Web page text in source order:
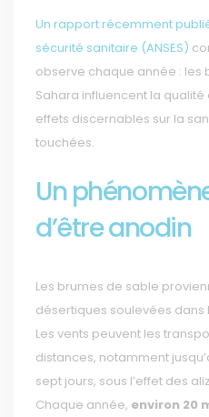
Un rapport récemment
sécurité sanitaire (ANSES)
observe chaque année : les
Sahara influencent la qualité
effets discernables sur la
touchées.
Un
d’être anodin
Les brumes de sable
désertiques soulevées dans
Les vents peuvent les
distances, notamment
sept jours, sous l’effet des
Chaque année, environ 20